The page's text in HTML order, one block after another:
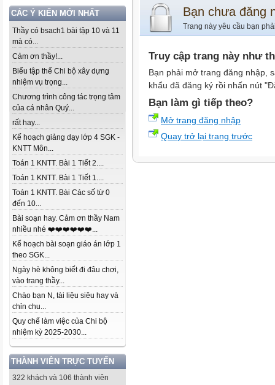
CÁC Ý KIẾN MỚI NHẤT
Thầy có bsach1 bài tập 10 và 11
mà có...
Cảm ơn thầy!...
Biểu tập thể Chi bộ xây dựng
nhiệm vụ trọng...
Chương trình công tác trọng tâm
của cá nhân Quý...
rất hay...
Kế hoạch giảng dạy lớp 4 SGK -
KNTT Môn...
Toán 1 KNTT. Bài 1 Tiết 2....
Toán 1 KNTT. Bài 1 Tiết 1....
Toán 1 KNTT. Bài Các số từ 0
đến 10...
Bài soạn hay. Cảm ơn thầy Nam
nhiều nhé ❤️❤️❤️❤️❤️❤️...
Kế hoạch bài soạn giáo án lớp 1
theo SGK...
Ngày hè không biết đi đâu chơi,
vào trang thầy...
Chào bạn N, tài liệu siêu hay và
chỉn chu...
Quy chế làm việc của Chi bộ
nhiệm kỳ 2025-2030...
THÀNH VIÊN TRỰC TUYẾN
322 khách và 106 thành viên
Bạn chưa đăng
Trang này yêu cầu bạn
Truy cập trang này như
Bạn phải mở trang đăng nhập,
khẩu đã đăng ký rồi nhấn nút
Bạn làm gì tiếp theo?
Mở trang đăng nhập
Quay trở lại trang trước